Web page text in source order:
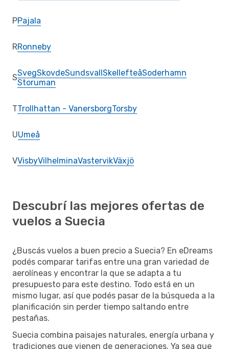
PPajala
RRonneby
SSvegSkovdeSundsvallSkellefteåSoderhamn
Storuman
TTrollhattan - VanersborgTorsby
UUmeå
VVisbyVilhelminaVastervikVäxjö
Descubrí las mejores ofertas de
vuelos a Suecia
¿Buscás vuelos a buen precio a Suecia? En eDreams
podés comparar tarifas entre una gran variedad de
aerolíneas y encontrar la que se adapta a tu
presupuesto para este destino. Todo está en un
mismo lugar, así que podés pasar de la búsqueda a la
planificación sin perder tiempo saltando entre
pestañas.
Suecia combina paisajes naturales, energía urbana y
tradiciones que vienen de generaciones. Ya sea que